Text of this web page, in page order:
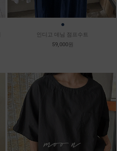
●
인디고 데님 점프수트
59,000원